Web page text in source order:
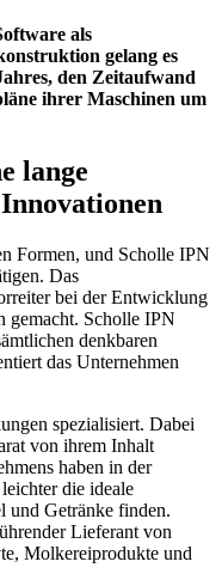
als
gelang es
den Zeitaufwand
ihrer Maschinen um
lange
Formen, und Scholle IPN
Das
bei der Entwicklung
gemacht. Scholle IPN
denkbaren
das Unternehmen
spezialisiert. Dabei
von ihrem Inhalt
haben in der
die ideale
und Getränke finden.
Lieferant von
Molkereiprodukte und